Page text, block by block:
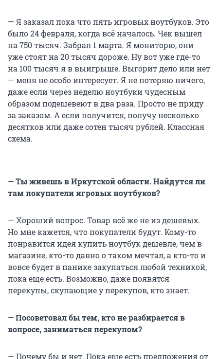
— Я заказал пока что пять игровых ноутбуков. Это
было 24 февраля, когда всё началось. Чек вышел
на 750 тысяч. Забрал 1 марта. Я мониторю, они
уже стоят на 20 тысяч дороже. Ну вот уже где-то
на 100 тысяч я в выигрыше. Выгорит дело или нет
— меня не особо интересует. Я не потеряю ничего,
даже если через неделю ноутбуки чудесным
образом подешевеют в два раза. Просто не приду
за заказом. А если получится, получу несколько
десятков или даже сотен тысяч рублей. Классная
схема.
— Ты живешь в Иркутской области. Найдутся ли
там покупатели игровых ноутбуков?
— Хороший вопрос. Товар всё же не из дешевых.
Но мне кажется, что покупатели будут. Кому-то
понравится идея купить ноутбук дешевле, чем в
магазине, кто-то давно о таком мечтал, а кто-то и
вовсе будет в панике закупаться любой техникой,
пока еще есть. Возможно, даже появятся
перекупы, скупающие у перекупов, кто знает.
— Посоветовал бы тем, кто не разбирается в
вопросе, заниматься перекупом?
— Почему бы и нет. Пока еще есть предложения от